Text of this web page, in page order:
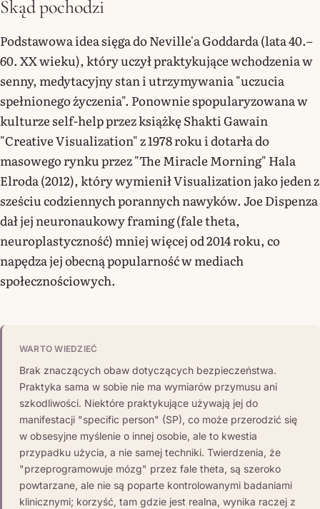
Skąd pochodzi
Podstawowa idea sięga do Neville'a Goddarda (lata 40.–
60. XX wieku), który uczył praktykujące wchodzenia w
senny, medytacyjny stan i utrzymywania "uczucia
spełnionego życzenia". Ponownie spopularyzowana w
kulturze self-help przez książkę Shakti Gawain
"Creative Visualization" z 1978 roku i dotarła do
masowego rynku przez "The Miracle Morning" Hala
Elroda (2012), który wymienił Visualization jako jeden z
sześciu codziennych porannych nawyków. Joe Dispenza
dał jej neuronaukowy framing (fale theta,
neuroplastyczność) mniej więcej od 2014 roku, co
napędza jej obecną popularność w mediach
społecznościowych.
WARTO WIEDZIEĆ
Brak znaczących obaw dotyczących bezpieczeństwa.
Praktyka sama w sobie nie ma wymiarów przymusu ani
szkodliwości. Niektóre praktykujące używają jej do
manifestacji "specific person" (SP), co może przerodzić się
w obsesyjne myślenie o innej osobie, ale to kwestia
przypadku użycia, a nie samej techniki. Twierdzenia, że
"przeprogramowuje mózg" przez fale theta, są szeroko
powtarzane, ale nie są poparte kontrolowanymi badaniami
klinicznymi; korzyść, tam gdzie jest realna, wynika raczej z